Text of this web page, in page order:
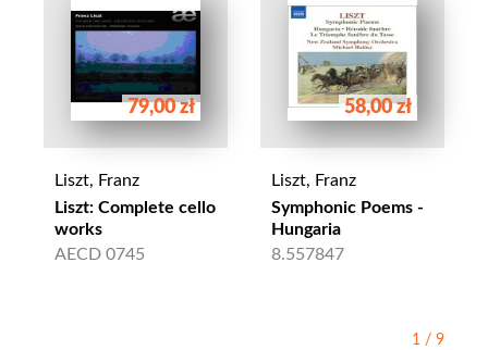
79,00 zł
Liszt, Franz
Liszt: Complete cello
works
AECD 0745
58,00 zł
Liszt, Franz
Symphonic Poems -
Hungaria
8.557847
1 / 9